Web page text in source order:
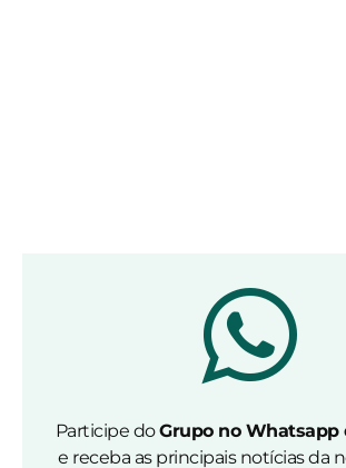
Participe doGrupo no Whatsapp
e receba as principais notícias da